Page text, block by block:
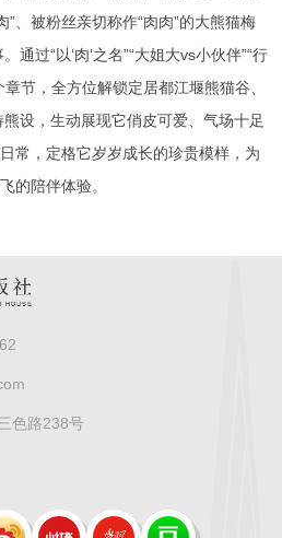
”、被粉丝亲切称作“肉肉”的大熊猫梅
通过“以‘肉’之名”“大姐大vs小伙伴”“行
节，全方位解锁定居都江堰熊猫谷、
设，生动展现它俏皮可爱、气场十足
常，定格它岁岁成长的珍贵模样，为
的陪伴体验。
色路238号